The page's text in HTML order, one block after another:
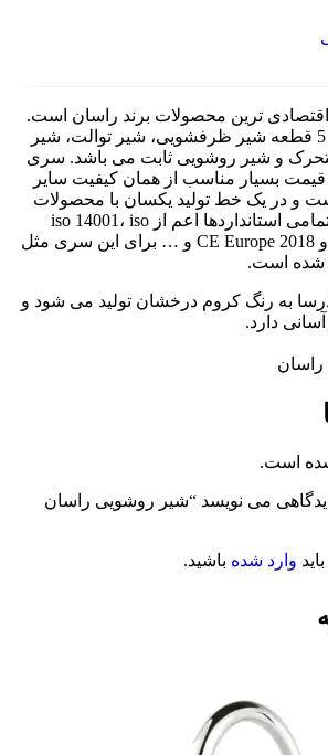
ترین محصولات برند راسان است.
سری درسا متشکل از 5 قطعه شیر ظرفشویی، شیر توالت، شیر
و شیر روشویی ثابت می باشد. سری
قیمت بسیار مناسب از همان کیفیت سایر
و در یک خط تولید یکسان با محصولات
لوکس تولید می شود. تمامی استانداردها اعم از iso 14001، iso
9001، OHSAS 18001 و CE Europe 2018 و … برای این سری مثل
شده است.
به رنگ کروم درخشان تولید می شود و
دارد.
راسان
است.
می نویسد “شیر روشویی راسان
وارد شده باشید.